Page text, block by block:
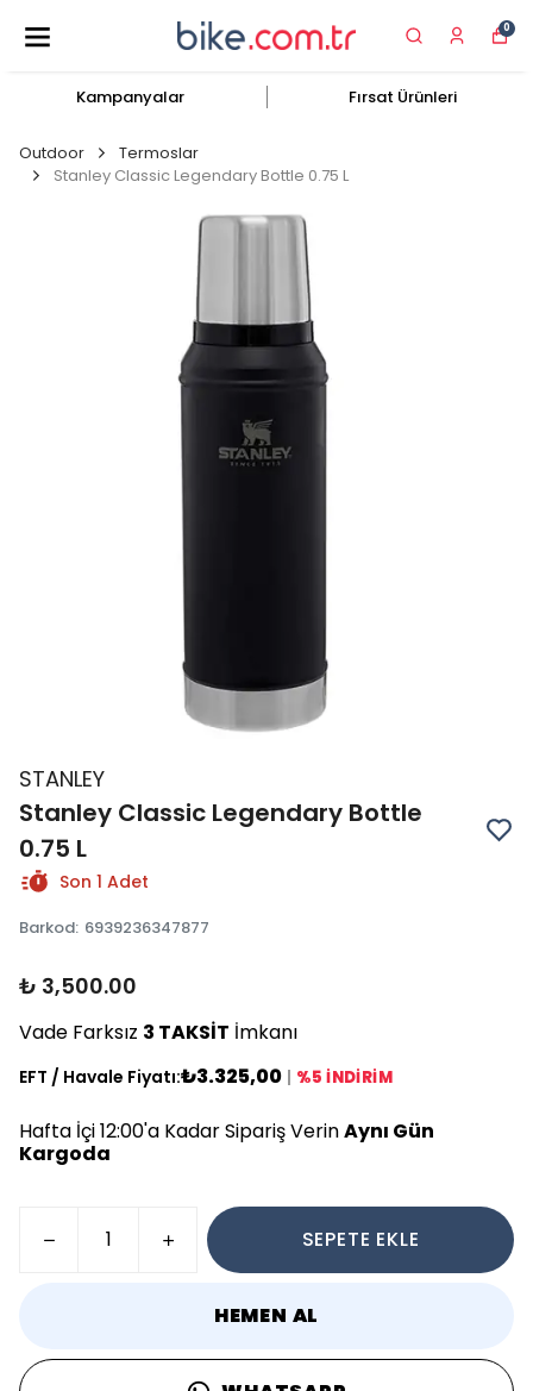
0
Kampanyalar Fırsat Ürünleri
Outdoor
Termoslar
Stanley Classic Legendary Bottle 0.75 L
STANLEY
Stanley Classic Legendary Bottle
0.75 L
Son 1 Adet
Barkod: 6939236347877
₺ 3,500.00
Vade Farksız 3 TAKSİT İmkanı
EFT / Havale Fiyatı:₺3.325,00 | %5 İNDİRİM
Hafta İçi 12:00'a Kadar Sipariş VerinAynı Gün
Kargoda
SEPETE EKLE
HEMEN AL